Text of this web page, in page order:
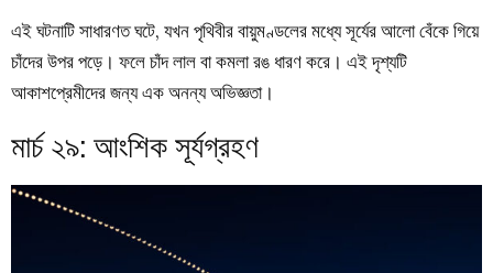
এই ঘটনাটি সাধারণত ঘটে, যখন পৃথিবীর বায়ুমণ্ডলের মধ্যে সূর্যের আলো বেঁকে গিয়ে
চাঁদের উপর পড়ে। ফলে চাঁদ লাল বা কমলা রঙ ধারণ করে। এই দৃশ্যটি
আকাশপ্রেমীদের জন্য এক অনন্য অভিজ্ঞতা।
মার্চ ২৯: আংশিক সূর্যগ্রহণ